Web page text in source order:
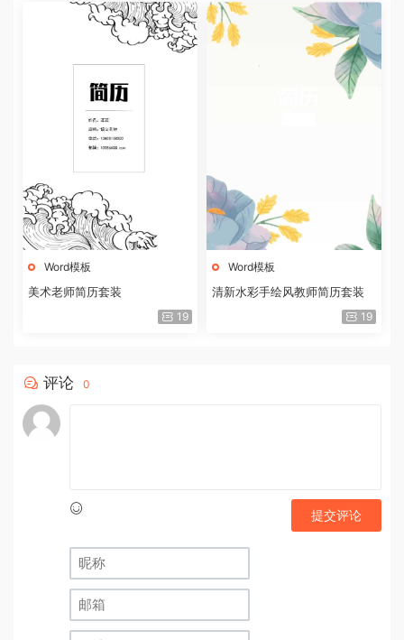
Word模板
美术老师简历套装
19
Word模板
清新水彩手绘风教师简历套装
19
评论 0
提交评论